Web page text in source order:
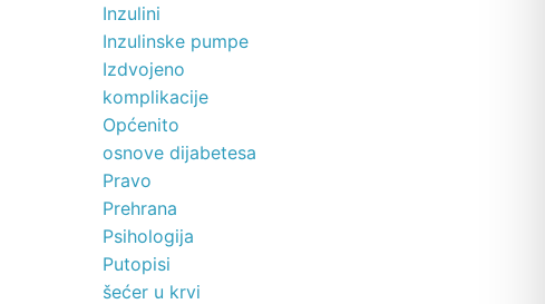
Inzulini
Inzulinske pumpe
Izdvojeno
komplikacije
Općenito
osnove dijabetesa
Pravo
Prehrana
Psihologija
Putopisi
šećer u krvi